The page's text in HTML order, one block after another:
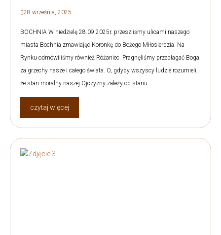
28 września, 2025
BOCHNIA W niedzielę 28.09.2025r. przeszliśmy ulicami naszego
miasta Bochnia zmawiając Koronkę do Bożego Miłosierdzia. Na
Rynku odmówiliśmy również Różaniec. Pragnęliśmy przebłagać Boga
za grzechy nasze i całego świata. O, gdyby wszyscy ludzie rozumieli,
że stan moralny naszej Ojczyzny zależy od stanu...
czytaj więcej